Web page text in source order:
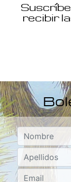
recibir